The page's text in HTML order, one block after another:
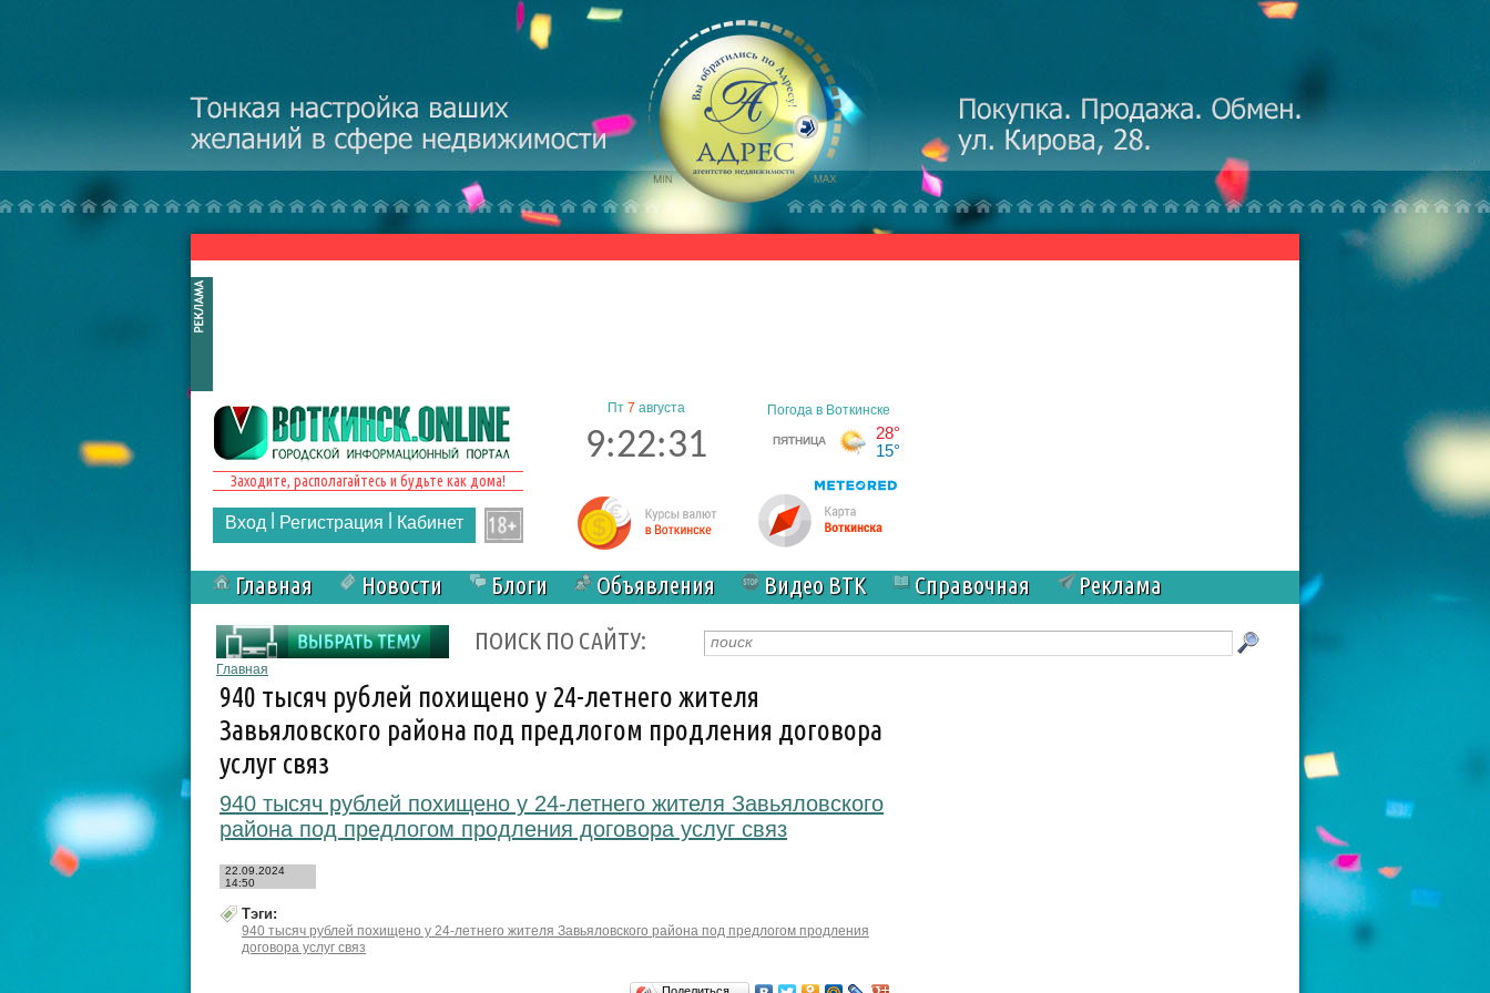
Заходите, располагайтесь и будьте как дома!
Вход Регистрация Кабинет
Пт 7 августа
9:22:32
Главная Новости Блоги Объявления Видео ВТК Справочная
Реклама
ПОИСК ПО САЙТУ:
Форма поиска
Вы здесь
Главная
940 тысяч рублей похищено у 24-летнего жителя
Завьяловского района под предлогом продления договора
услуг связ
940 тысяч рублей похищено у 24-летнего жителя Завьяловского
района под предлогом продления договора услуг связ
22.09.2024
14:50
Тэги:
940 тысяч рублей похищено у 24-летнего жителя Завьяловского района под предлогом продления
договора услуг связ